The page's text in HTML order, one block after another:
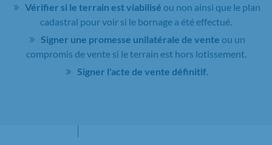
Vérifier si le terrain est viabilisé ou non ainsi que le plan
cadastral pour voir si le bornage a été effectué.
Signer une promesse unilatérale de vente ou un
compromis de vente si le terrain est hors lotissement.
Signer l'acte de vente définitif